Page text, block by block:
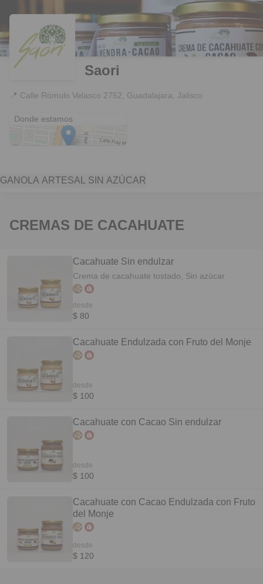
Saori
📍 Calle Rómulo Velasco 2752, Guadalajara, Jalisco
Donde estamos
GANOLA ARTESAL SIN AZÚCAR
CREMAS DE CACAHUATE
Cacahuate Sin endulzar
Crema de cacahuate tostado, Sin azúcar
desde
$ 80
Cacahuate Endulzada con Fruto del Monje
desde
$ 100
Cacahuate con Cacao Sin endulzar
desde
$ 100
Cacahuate con Cacao Endulzada con Fruto
del Monje
desde
$ 120